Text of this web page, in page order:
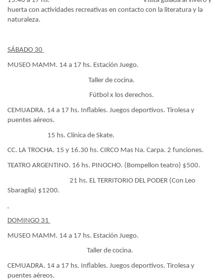
huerta con actividades recreativas en contacto con la literatura y la
naturaleza.
SÁBADO 30
MUSEO MAMM. 14 a 17 hs. Estación Juego.
Taller de cocina.
Fútbol x los derechos.
CEMUADRA. 14 a 17 hs. Inflables. Juegos deportivos. Tirolesa y
puentes aéreos.
15 hs. Clínica de Skate.
CC. LA TROCHA. 15 y 16.30 hs. CIRCO Mas Na. Carpa. 2 funciones.
TEATRO ARGENTINO. 16 hs. PINOCHO. (Bompellon teatro) $500.
21 hs. EL TERRITORIO DEL PODER (Con Leo
Sbaraglia) $1200.
DOMINGO 31
MUSEO MAMM. 14 a 17 hs. Estación Juego.
Taller de cocina.
CEMUADRA. 14 a 17 hs. Inflables. Juegos deportivos. Tirolesa y
puentes aéreos.